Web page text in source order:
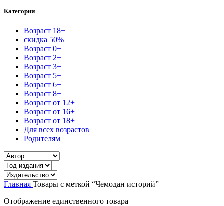
Категории
Возраст 18+
скидка 50%
Возраст 0+
Возраст 2+
Возраст 3+
Возраст 5+
Возраст 6+
Возраст 8+
Возраст от 12+
Возраст от 16+
Возраст от 18+
Для всех возрастов
Родителям
Главная Товары с меткой “Чемодан историй”
Отображение единственного товара